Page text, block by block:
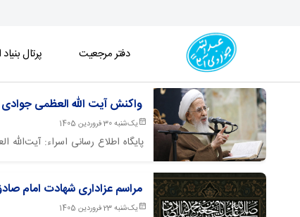
دفتر مرجعیت پرتال
آرشیو اخبار مرجعیت - دفتر
واکنش آیت الله العظمی
یک‌شنبه 30 فروردین 1405
​​​پایگاه اطلاع رسانی اسراء:
مراسم عزاداری شهادت امام
یک‌شنبه 23 فروردین 1405